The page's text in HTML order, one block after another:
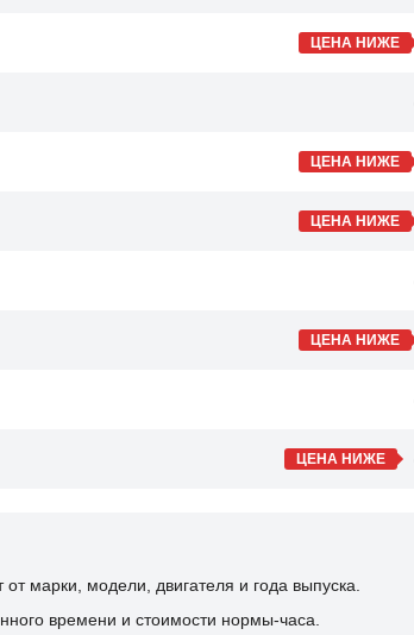
ЦЕНА НИЖЕ
ЦЕНА НИЖЕ
ЦЕНА НИЖЕ
ЦЕНА НИЖЕ
ЦЕНА НИЖЕ
марки, модели, двигателя и года выпуска.
времени и стоимости нормы-часа.